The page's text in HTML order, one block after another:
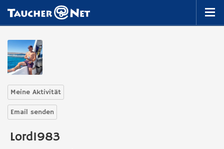
Meine Aktivität
Email senden
Lord1983